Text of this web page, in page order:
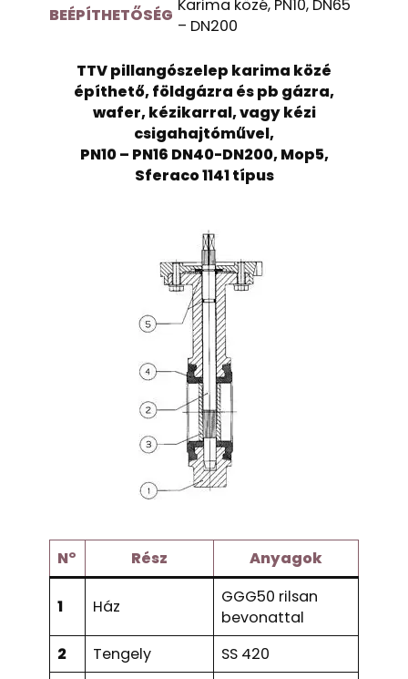
BEÉPÍTHETŐSÉG Karima közé, PN10, DN65
– DN200
TTV pillangószelep karima közé
építhető, földgázra és pb gázra,
wafer, kézikarral, vagy kézi
csigahajtóművel,
PN10 – PN16 DN40-DN200, Mop5,
Sferaco 1141 típus
N° Rész Anyagok
1 Ház
GGG50 rilsan
bevonattal
2
Tengely SS 420